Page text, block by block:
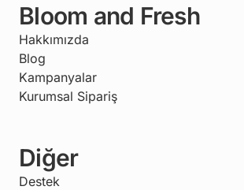
Bloom and Fresh
Hakkımızda
Blog
Kampanyalar
Kurumsal Sipariş
Diğer
Destek